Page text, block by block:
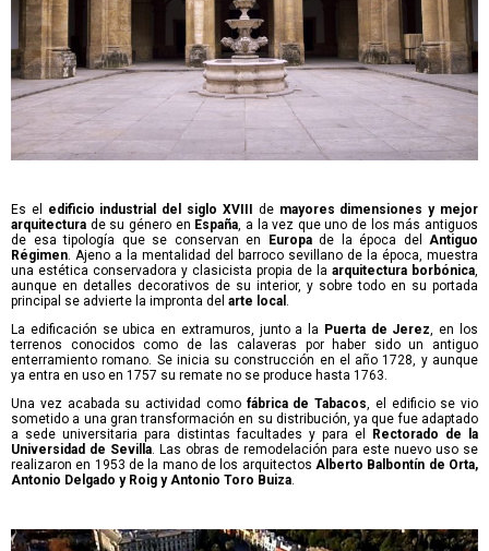
Es el edificio industrial del siglo XVIII de mayores dimensiones y mejor
arquitectura de su género en España, a la vez que uno de los más antiguos
de esa tipología que se conservan en
Europade la época del Antiguo
Régimen. Ajeno a la mentalidad del barroco sevillano de la época, muestra
una estética conservadora y clasicista propia de la arquitectura borbónica,
aunque en detalles decorativos de su interior, y sobre todo en su portada
principal se advierte la impronta del arte local .
La edificación se ubica en extramuros, junto a la Puerta de Jerez, en los
terrenos conocidos como de las calaveras por haber sido un antiguo
enterramiento romano. Se inicia su construcción en el año 1728, y aunque
ya entra en uso en 1757 su remate no se produce hasta 1763.
Una vez acabada su actividad como fábrica de Tabacos, el edificio se vio
sometido a una gran transformación en su distribución, ya que fue adaptado
a sede universitaria para distintas facultades y para el
Rectorado de la
Universidad de Sevilla. Las obras de remodelación para este nuevo uso se
realizaron en 1953 de la mano de los arquitectos Alberto Balbontín de Orta,
Antonio Delgado y Roig y Antonio Toro Buiza.